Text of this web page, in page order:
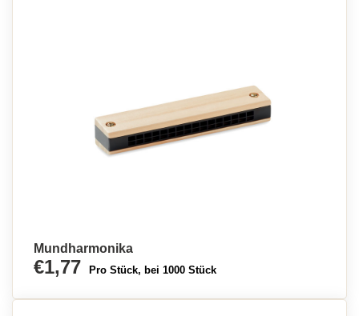
Mundharmonika
€1,77 Pro Stück, bei 1000 Stück